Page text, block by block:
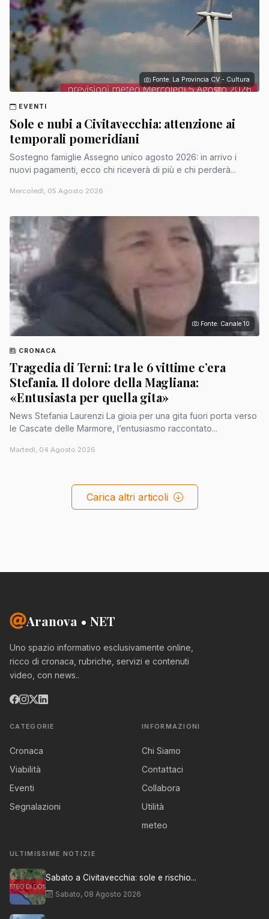
Fonte: La Provincia CV - Cultura
EVENTI
Sole e nubi a Civitavecchia: attenzione ai
temporali pomeridiani
Sostegno famiglie Assegno unico agosto 2026: in arrivo i
nuovi pagamenti, ecco chi riceverà di più e chi perderà...
Mercoledì, 05 Agosto 2026
Fonte: Canale 10
CRONACA
Tragedia di Terni: tra le 6 vittime c’era
Stefania. Il dolore della Magliana:
«Entusiasta per quella gita»
News Stefania Laurenzi La gioia per una gita fuori porta verso
le Cascate delle Marmore, l’entusiasmo raccontato...
Martedì, 04 Agosto 2026
Carica altri articoli
Aranova • NET
Uno spazio informativo esclusivamente online,
ricco di cronaca, rubriche, servizi e contenuti
video, con news..
CATEGORIE
Cronaca
Viabilità
Eventi
Segnalazioni
INFORMAZIONI
Chi Siamo
Contattaci
Collabora
Utilità
meteo
ULTIMISSIME NOTIZIE
Sabato a Civitavecchia: sole e rischio...
Sabato, 08 Agosto 2026